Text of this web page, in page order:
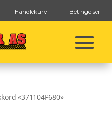
Handlekurv Betingelser
«371104P680»